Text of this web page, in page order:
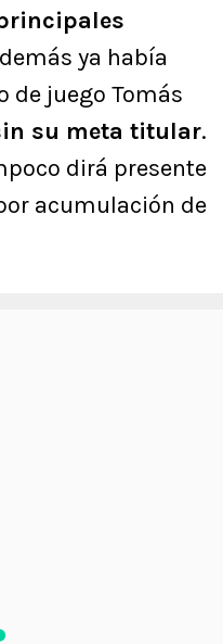
ya había
de juego Tomás
su meta titular.
dirá presente
acumulación de